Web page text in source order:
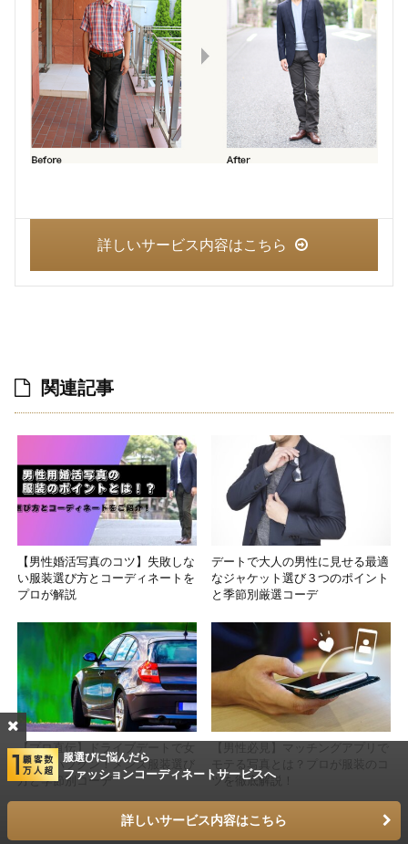
詳しいサービス内容はこちら
関連記事
【男性婚活写真のコツ】失敗しな
い服装選び方とコーディネートを
プロが解説
デートで大人の男性に見せる最適
なジャケット選び３つのポイント
と季節別厳選コーデ
【プロ直伝】ドライブデートで女
子受けバツグン！メンズ服装選び
方と季節別コーデ
【男性必見】マッチングアプリで
モテる写真とは？プロが服装のコ
ツを徹底解説！
服選びに悩んだら
ファッションコーディネートサービスへ
詳しいサービス内容はこちら